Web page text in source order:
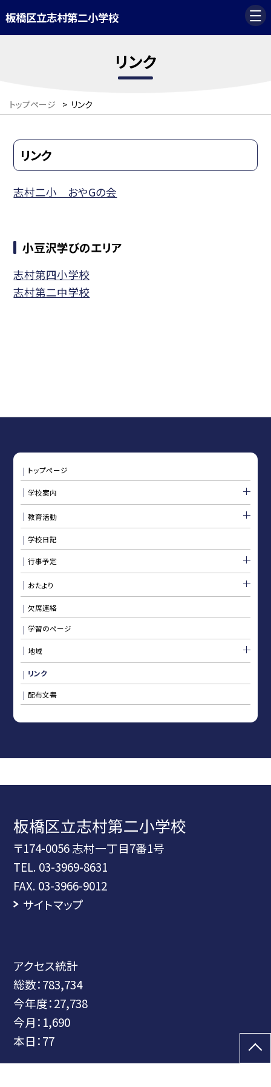
板橋区立志村第二小学校
リンク
トップページ > リンク
リンク
志村二小 おやGの会
小豆沢学びのエリア
志村第四小学校
志村第二中学校
トップページ
学校案内
教育活動
学校日記
行事予定
おたより
欠席連絡
学習のページ
地域
リンク
配布文書
板橋区立志村第二小学校
〒174-0056 志村一丁目7番1号
TEL. 03-3969-8631
FAX. 03-3966-9012
サイトマップ
アクセス統計
総数：783,734
今年度：27,738
今月： 1,690
本日：77